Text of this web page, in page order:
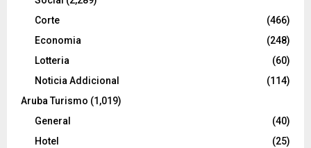
Corte
(466)
Economia
(248)
Lotteria
(60)
Noticia Addicional
(114)
Aruba Turismo (1,019)
General
(40)
Hotel
(25)